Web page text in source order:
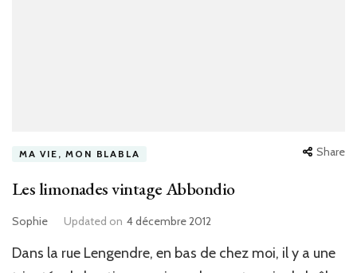
MA VIE, MON BLABLA Share
Les limonades vintage Abbondio
Sophie Updated on 4 décembre 2012
Dans la rue Lengendre, en bas de chez moi, il y a une